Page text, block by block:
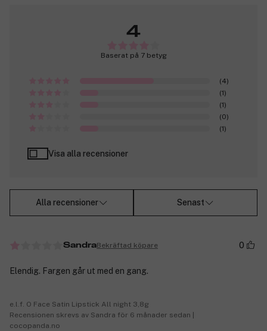
4
Baserat på 7 betyg
(4)
(1)
(1)
(0)
(1)
Visa alla recensioner
Alla recensioner Senast
SandraBekräftad köpare 0
Elendig. Fargen går ut med en gang.
e.l.f. O Face Satin Lipstick All night 3,8g
Recensionen skrevs av Sandra för 6 månader sedan |
cocopanda.no